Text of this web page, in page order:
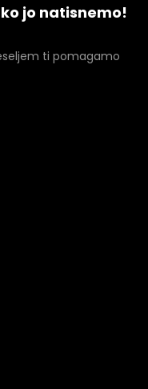
jo natisnemo!
ti pomagamo